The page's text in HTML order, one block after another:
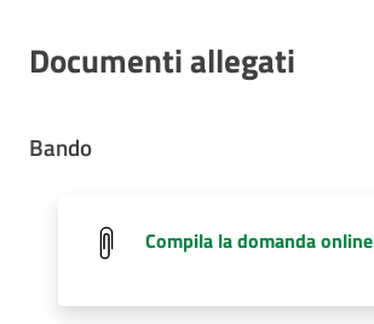
Documenti allegati
Bando
Compila la domanda online